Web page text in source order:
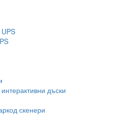
дъски
скенери